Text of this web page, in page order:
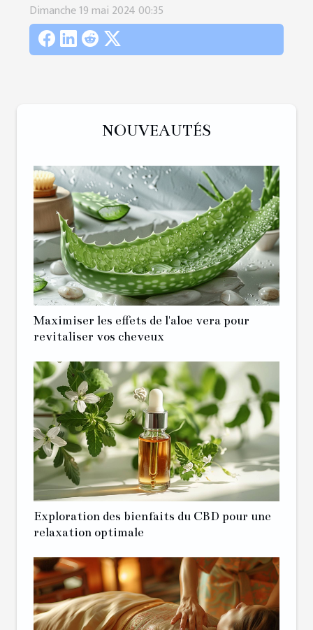
Dimanche 19 mai 2024 00:35
NOUVEAUTÉS
Maximiser les effets de l'aloe vera pour
revitaliser vos cheveux
Exploration des bienfaits du CBD pour une
relaxation optimale